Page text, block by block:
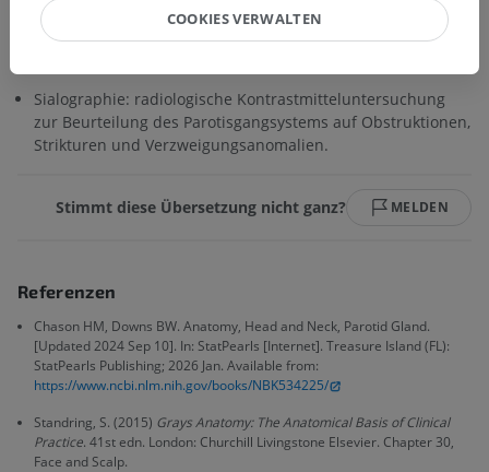
Gesichtsnervverletzung: kann bei Parotidektomie, Trauma
oder Tumorinvasion auftreten und führt zu ipsilateraler
Sialographie: radiologische Kontrastmitteluntersuchung
zur Beurteilung des Parotisgangsystems auf Obstruktionen,
Strikturen und Verzweigungsanomalien.
Stimmt diese Übersetzung nicht ganz? MELDEN
Referenzen
Chason HM, Downs BW. Anatomy, Head and Neck, Parotid Gland.
[Updated 2024 Sep 10]. In: StatPearls [Internet]. Treasure Island (FL):
StatPearls Publishing; 2026 Jan. Available from:
https://www.ncbi.nlm.nih.gov/books/NBK534225/
Standring, S. (2015) Grays Anatomy: The Anatomical Basis of Clinical
Practice. 41st edn. London: Churchill Livingstone Elsevier. Chapter 30,
Face and Scalp.
COOKIES VERWALTEN